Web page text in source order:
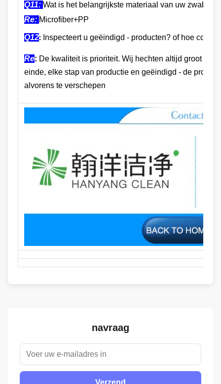
Q11: Wat is het belangrijkste materiaal van uw
Re: Microfiber+PP
Q12: Inspecteert u geëindigd - producten? of hoe
Re: De kwaliteit is prioriteit. Wij hechten altijd groot
einde, elke stap van productie en geëindigd - de
alvorens te verschepen
navraag
Verzend